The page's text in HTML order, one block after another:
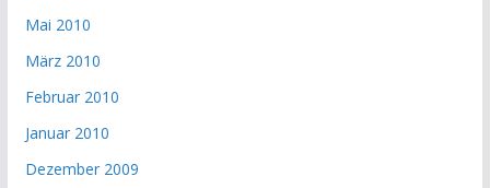
Mai 2010
März 2010
Februar 2010
Januar 2010
Dezember 2009